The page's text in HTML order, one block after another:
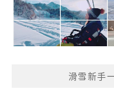
滑雪新手